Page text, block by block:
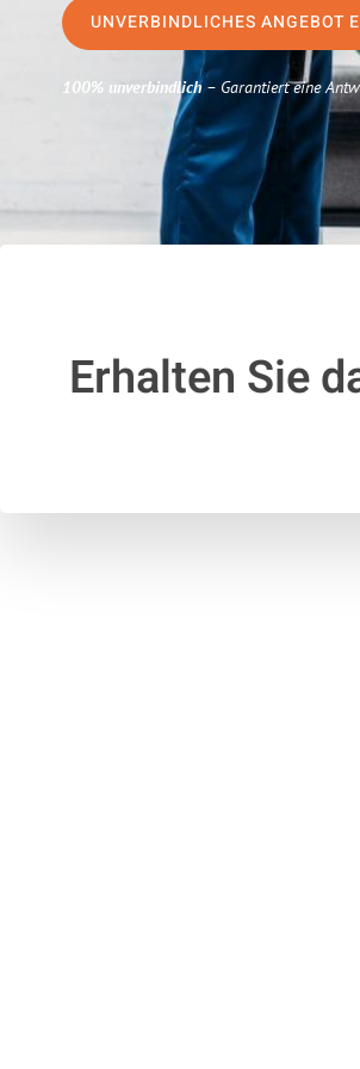
UNVERBINDLICHES ANGEBOT
100% unverbindlich– Garantiert eine
Erhalten Sie